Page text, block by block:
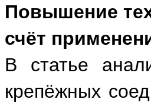
Повышение
счёт
В статье
крепёжных